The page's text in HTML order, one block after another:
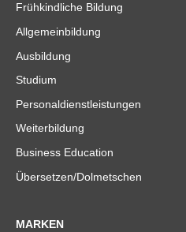
Frühkindliche Bildung
Allgemeinbildung
Ausbildung
Studium
Personaldienstleistungen
Weiterbildung
Business Education
Übersetzen/Dolmetschen
MARKEN